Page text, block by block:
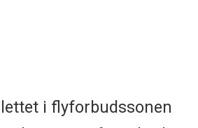
i flyforbudssonen